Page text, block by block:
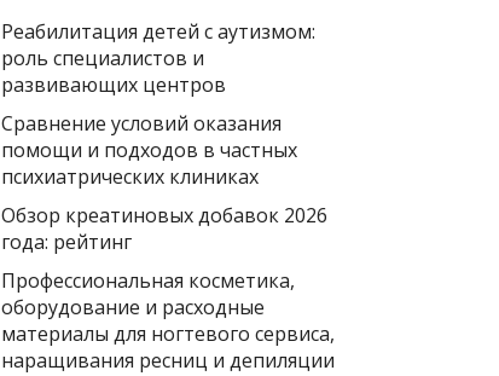
Реабилитация детей с аутизмом:
роль специалистов и
развивающих центров
Сравнение условий оказания
помощи и подходов в частных
психиатрических клиниках
Обзор креатиновых добавок 2026
года: рейтинг
Профессиональная косметика,
оборудование и расходные
материалы для ногтевого сервиса,
наращивания ресниц и депиляции